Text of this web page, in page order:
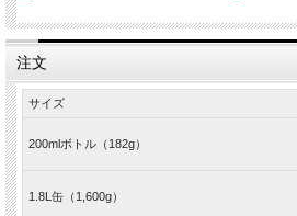
注文
サイズ
200mlボトル（182g）
1.8L缶（1,600g）